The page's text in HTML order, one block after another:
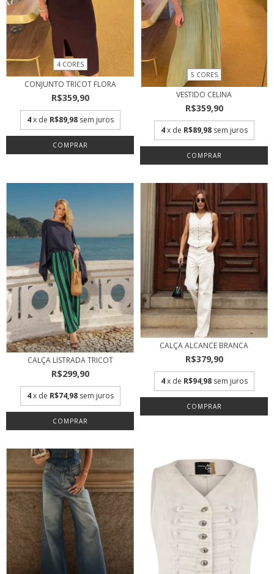
4 CORES
CONJUNTO TRICOT FLORA
R$359,90
4 x de R$89,98 sem juros
COMPRAR
5 CORES
VESTIDO CELINA
R$359,90
4 x de R$89,98 sem juros
COMPRAR
CALÇA LISTRADA TRICOT
R$299,90
4 x de R$74,98 sem juros
COMPRAR
CALÇA ALCANCE BRANCA
R$379,90
4 x de R$94,98 sem juros
COMPRAR